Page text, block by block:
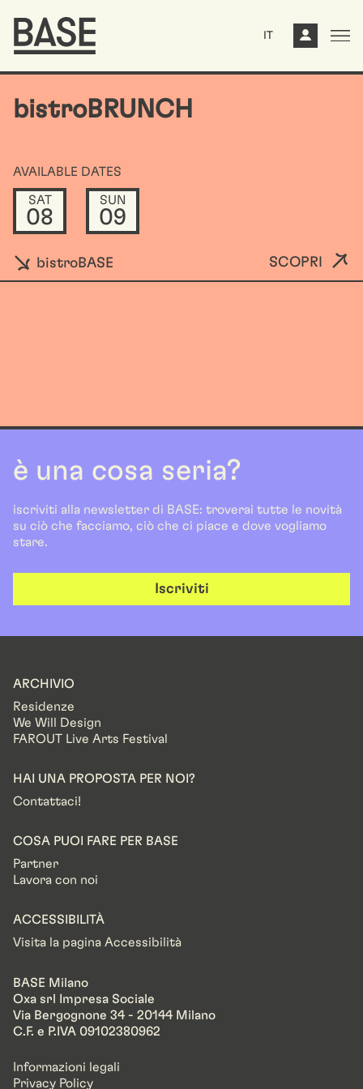
IT
bistroBRUNCH
AVAILABLE DATES
SAT
08
SUN
09
bistroBASE SCOPRI
è una cosa seria?
iscriviti alla newsletter di BASE: troverai tutte le novità
su ciò che facciamo, ciò che ci piace e dove vogliamo
stare.
Iscriviti
ARCHIVIO
Residenze
We Will Design
FAROUT Live Arts Festival
HAI UNA PROPOSTA PER NOI?
Contattaci!
COSA PUOI FARE PER BASE
Partner
Lavora con noi
ACCESSIBILITÀ
Visita la pagina Accessibilità
BASE Milano
Oxa srl Impresa Sociale
Via Bergognone 34 - 20144 Milano
C.F. e P.IVA 09102380962
Informazioni legali
Privacy Policy